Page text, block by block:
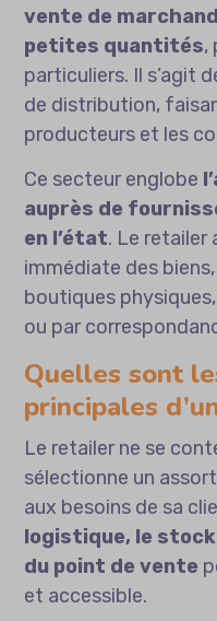
vente de
petites quantités,
particuliers. Il s’agit
de distribution,
producteurs et les
Ce secteur englobe
auprès de
en l’état. Le retailer
immédiate des
boutiques
ou par
Quelles sont
principales
Le retailer ne se
sélectionne un
aux besoins de sa
logistique, le
du point de vente
et accessible.